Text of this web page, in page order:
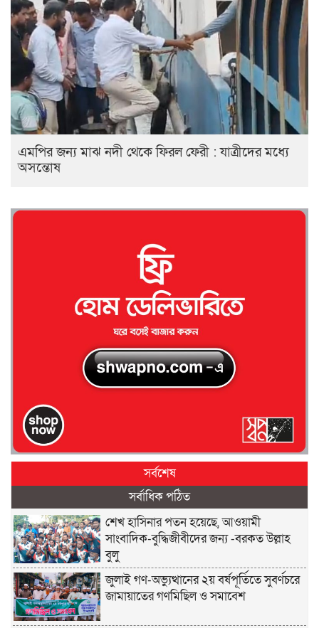
এমপির জন্য মাঝ নদী থেকে ফিরল ফেরী : যাত্রীদের মধ্যে
অসন্তোষ
সর্বশেষ
সর্বাধিক পঠিত
শেখ হাসিনার পতন হয়েছে, আওয়ামী
সাংবাদিক-বুদ্ধিজীবীদের জন্য -বরকত উল্লাহ
বুলু
জুলাই গণ-অভ্যুত্থানের ২য় বর্ষপূর্তিতে সুবর্ণচরে
জামায়াতের গণমিছিল ও সমাবেশ